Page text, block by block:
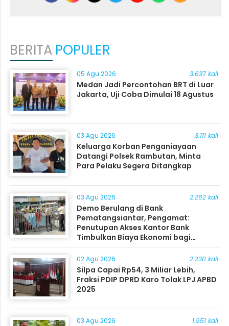
BERITA POPULER
05 Agu 2026 3.637 kali
Medan Jadi Percontohan BRT di Luar
Jakarta, Uji Coba Dimulai 18 Agustus
03 Agu 2026 3.111 kali
Keluarga Korban Penganiayaan
Datangi Polsek Rambutan, Minta
Para Pelaku Segera Ditangkap
03 Agu 2026 2.262 kali
Demo Berulang di Bank
Pematangsiantar, Pengamat:
Penutupan Akses Kantor Bank
Timbulkan Biaya Ekonomi bagi
Masyarakat
02 Agu 2026 2.230 kali
Silpa Capai Rp54, 3 Miliar Lebih,
Fraksi PDIP DPRD Karo Tolak LPJ APBD
2025
03 Agu 2026 1.951 kali